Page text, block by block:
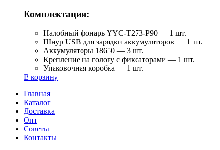
Комплектация:
Налобный фонарь YYC-T273-P90 — 1 шт.
Шнур USB для зарядки аккумуляторов — 1 шт.
Аккумуляторы 18650 — 3 шт.
Крепление на голову с фиксаторами — 1 шт.
Упаковочная коробка — 1 шт.
В корзину
Главная
Каталог
Доставка
Опт
Советы
Контакты